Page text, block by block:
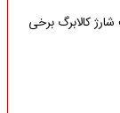
کالابرگ برخی